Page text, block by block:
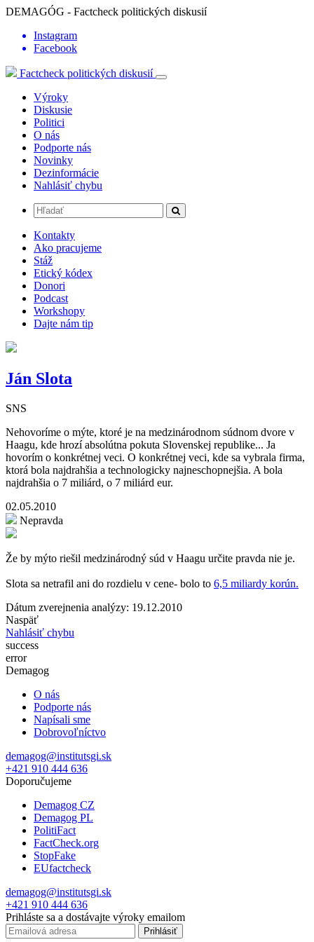
DEMAGÓG - Factcheck politických diskusií
Instagram
Facebook
Factcheck politických diskusií
Výroky
Diskusie
Politici
O nás
Podporte nás
Novinky
Dezinformácie
Nahlásiť chybu
Kontakty
Ako pracujeme
Stáž
Etický kódex
Donori
Podcast
Workshopy
Dajte nám tip
Ján Slota
SNS
Nehovoríme o mýte, ktoré je na medzinárodnom súdnom dvore v
Haagu, kde hrozí absolútna pokuta Slovenskej republike... Ja
hovorím o konkrétnej veci. O konkrétnej veci, kde sa vybrala firma,
ktorá bola najdrahšia a technologicky najneschopnejšia. A bola
najdrahšia o 7 miliárd, o 7 miliárd eur.
02.05.2010
Nepravda
Že by mýto riešil medzinárodný súd v Haagu určite pravda nie je.
Slota sa netrafil ani do rozdielu v cene- bolo to 6,5 miliardy korún.
Dátum zverejnenia analýzy: 19.12.2010
Naspäť
Nahlásiť chybu
success
error
Demagog
O nás
Podporte nás
Napísali sme
Dobrovoľníctvo
demagog@institutsgi.sk
+421 910 444 636
Doporučujeme
Demagog CZ
Demagog PL
PolitiFact
FactCheck.org
StopFake
EUfactcheck
demagog@institutsgi.sk
+421 910 444 636
Prihláste sa a dostávajte výroky emailom
Prihlásiť